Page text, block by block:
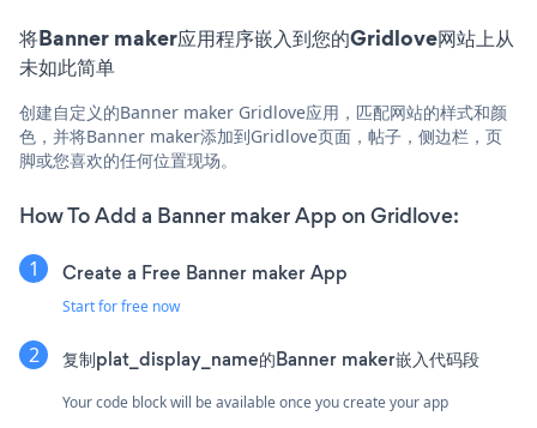
将Banner maker应用程序嵌入到您的Gridlove网站上从
未如此简单
创建自定义的Banner maker Gridlove应用，匹配网站的样式和颜
色，并将Banner maker添加到Gridlove页面，帖子，侧边栏，页
脚或您喜欢的任何位置现场。
How To Add a Banner maker App on Gridlove:
Create a Free Banner maker App
Start for free now
复制plat_display_name的Banner maker嵌入代码段
Your code block will be available once you create your app